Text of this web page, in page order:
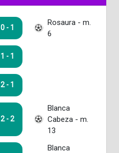
0 - 1
Rosaura - m.
6
1 - 1
2 - 1
2 - 2
Blanca
Cabeza - m.
13
Blanca